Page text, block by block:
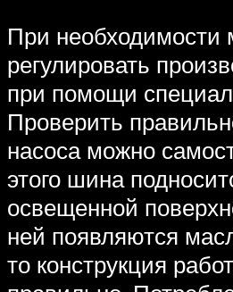
При необходимости
регулировать
при помощи
Проверить
насоса можно
этого шина
освещенной
ней появляются
то конструкция